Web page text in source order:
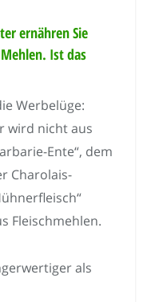
ernähren Sie
Ist das
Werbelüge:
wird nicht aus
Ente“, dem
Charolais-
Fleischmehlen.
als